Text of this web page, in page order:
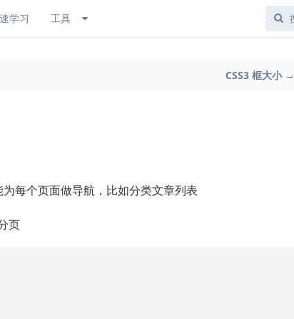
学习 工具
CSS3 框大小 →
每个页面做导航，比如分类文章列表
页